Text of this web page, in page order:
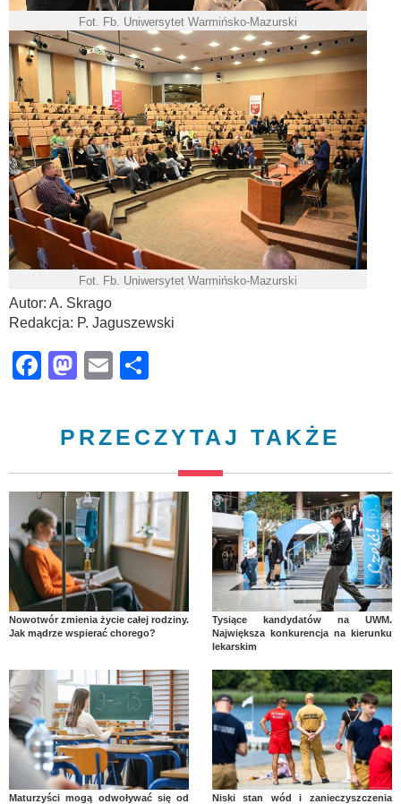
Fot. Fb. Uniwersytet Warmińsko-Mazurski
Fot. Fb. Uniwersytet Warmińsko-Mazurski
Autor: A. Skrago
Redakcja: P. Jaguszewski
Facebook
Mastodon
Email
PRZECZYTAJ TAKŻE
Nowotwór zmienia życie całej rodziny.
Jak mądrze wspierać chorego?
Tysiące kandydatów na UWM.
Największa konkurencja na kierunku
lekarskim
Maturzyści mogą odwoływać się od
Niski stan wód i zanieczyszczenia